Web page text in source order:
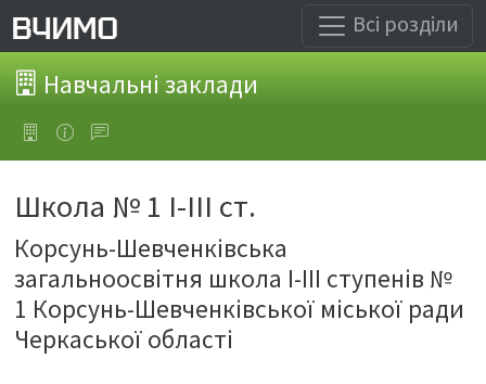
Всі розділи
Навчальні заклади
Школа № 1 І-ІІІ ст.
Корсунь-Шевченківська
загальноосвітня школа І-ІІІ ступенів №
1 Корсунь-Шевченківської міської ради
Черкаської області